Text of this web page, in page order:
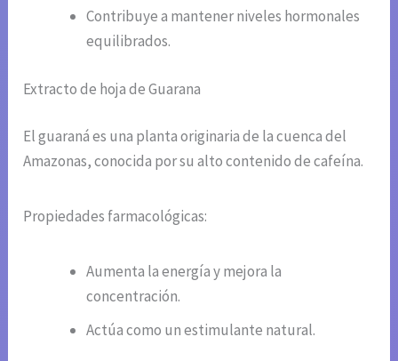
Contribuye a mantener niveles hormonales
equilibrados.
Extracto de hoja de Guarana
El guaraná es una planta originaria de la cuenca del
Amazonas, conocida por su alto contenido de cafeína.
Propiedades farmacológicas:
Aumenta la energía y mejora la
concentración.
Actúa como un estimulante natural.